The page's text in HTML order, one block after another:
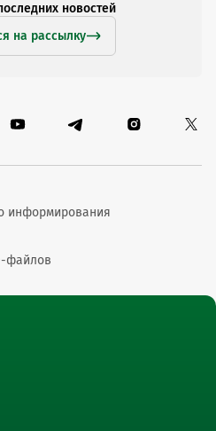
новостей
на рассылку
информирования
файлов